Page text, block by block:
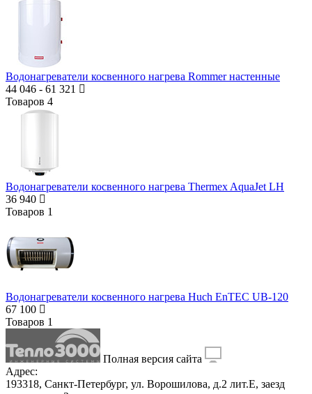
Водонагреватели косвенного нагрева Rommer настенные
44 046 - 61 321
Товаров 4
Водонагреватели косвенного нагрева Thermex AquaJet LH
36 940
Товаров 1
Водонагреватели косвенного нагрева Huch EnTEC UB-120
67 100
Товаров 1
Полная версия сайта
Адрес:
193318, Санкт-Петербург, ул. Ворошилова, д.2 лит.Е, заезд